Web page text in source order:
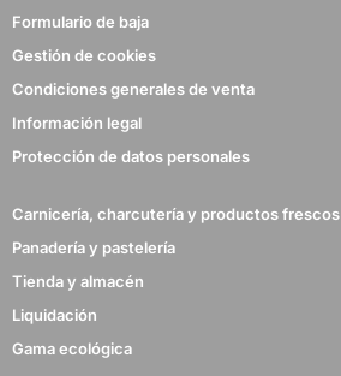
Formulario de baja
Gestión de cookies
Condiciones generales de venta
Información legal
Protección de datos personales
Carnicería, charcutería y productos frescos
Panadería y pastelería
Tienda y almacén
Liquidación
Gama ecológica